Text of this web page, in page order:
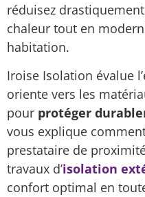
réduisez
chaleur tout en
habitation.
Iroise Isolation évalue
oriente vers les
pour protéger
vous explique
prestataire de
travaux d’isolation
confort optimal en